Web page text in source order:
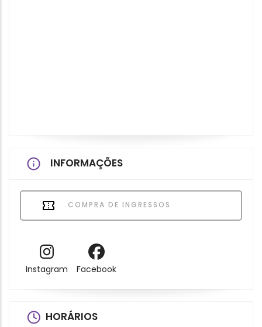
INFORMAÇÕES
COMPRA DE INGRESSOS
Instagram Facebook
HORÁRIOS